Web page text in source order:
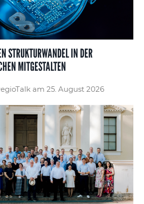
STRUKTURWANDEL IN DER
MITGESTALTEN
am 25. August 2026